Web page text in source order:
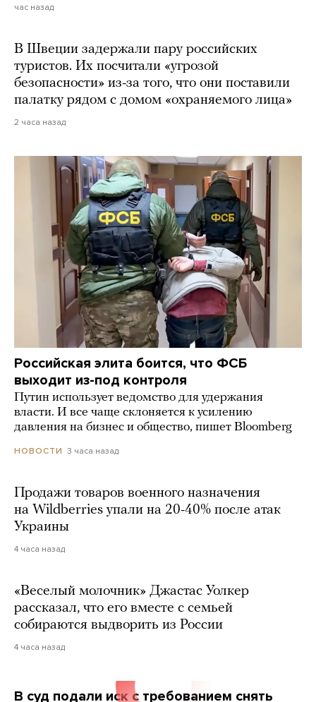
час назад
В Швеции задержали пару российских
туристов. Их посчитали «угрозой
безопасности» из-за того, что они поставили
палатку рядом с домом «охраняемого лица»
2 часа назад
Российская элита боится, что ФСБ
выходит из-под контроля
Путин использует ведомство для удержания
власти. И все чаще склоняется к усилению
давления на бизнес и общество, пишет Bloomberg
НОВОСТИ 3 часа назад
Продажи товаров военного назначения
на Wildberries упали на 20-40% после атак
Украины
4 часа назад
«Веселый молочник» Джастас Уолкер
рассказал, что его вместе с семьей
собираются выдворить из России
4 часа назад
В суд подали иск с требованием снять